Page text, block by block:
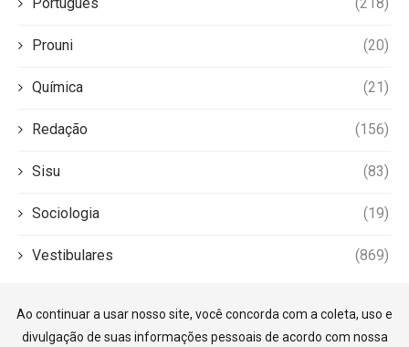
Prouni (20)
Química (21)
Redação (156)
Sisu (83)
Sociologia (19)
Vestibulares (869)
Ao continuar a usar nosso site, você concorda com a coleta, uso e
divulgação de suas informações pessoais de acordo com nossa